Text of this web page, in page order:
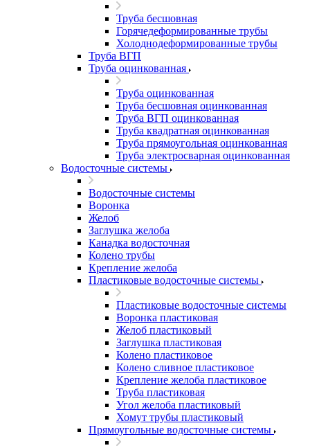
Труба бесшовная
Горячедеформированные трубы
Холоднодеформированные трубы
Труба ВГП
Труба оцинкованная
Труба оцинкованная
Труба бесшовная оцинкованная
Труба ВГП оцинкованная
Труба квадратная оцинкованная
Труба прямоугольная оцинкованная
Труба электросварная оцинкованная
Водосточные системы
Водосточные системы
Воронка
Желоб
Заглушка желоба
Канадка водосточная
Колено трубы
Крепление желоба
Пластиковые водосточные системы
Пластиковые водосточные системы
Воронка пластиковая
Желоб пластиковый
Заглушка пластиковая
Колено пластиковое
Колено сливное пластиковое
Крепление желоба пластиковое
Труба пластиковая
Угол желоба пластиковый
Хомут трубы пластиковый
Прямоугольные водосточные системы